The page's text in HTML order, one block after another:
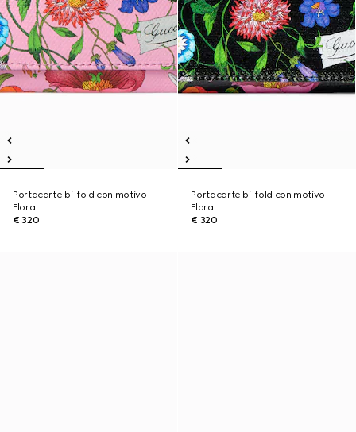
Portacarte bi-fold con motivo
Flora
€ 320
Portacarte bi-fold con motivo
Flora
€ 320